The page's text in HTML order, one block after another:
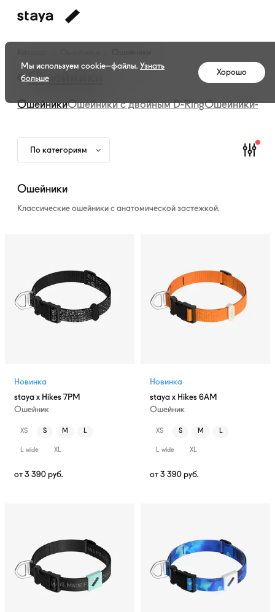
Каталог
амуниции
—
Ошейники
Ошейники
ОшейникиОшейники с двойнымD-RingОшейники-
По категориям
Ошейники
Классические ошейники с анатомической застежкой.
Новинка
staya x Hikes 7PM
Ошейник
XS S M L
L wide XL
от 3 390 руб.
Новинка
staya x Hikes 6AM
Ошейник
XS S M L
L wide XL
от 3 390 руб.
Мы используем cookie–файлы. Узнать
больше
Хорошо